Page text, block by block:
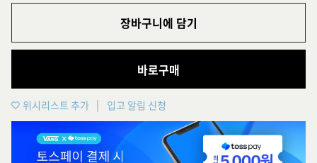
장바구니에 담기
바로구매
위시리스트 추가 입고 알림 신청